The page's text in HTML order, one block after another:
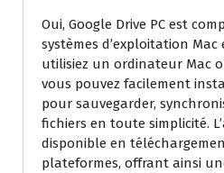
Oui, Google Drive PC est
systèmes d’exploitation Mac
utilisiez un ordinateur Mac
vous pouvez facilement
pour sauvegarder,
fichiers en toute simplicité.
disponible en
plateformes, offrant ainsi